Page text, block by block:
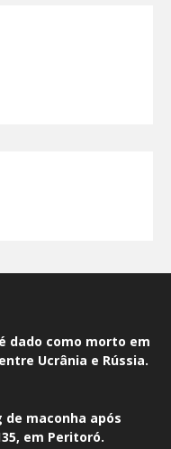
dado como morto em
Ucrânia e Rússia.
de maconha após
em Peritoró.